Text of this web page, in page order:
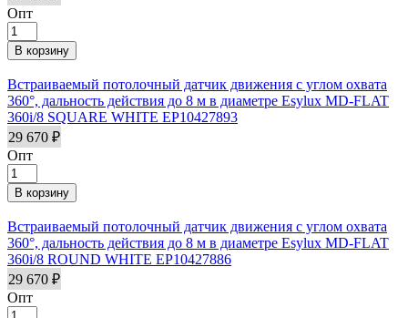
Опт
Встраиваемый потолочный датчик движения с углом охвата
360°, дальность действия до 8 м в диаметре Esylux MD-FLAT
360i/8 SQUARE WHITE EP10427893
29 670 ₽
Опт
Встраиваемый потолочный датчик движения с углом охвата
360°, дальность действия до 8 м в диаметре Esylux MD-FLAT
360i/8 ROUND WHITE EP10427886
29 670 ₽
Опт